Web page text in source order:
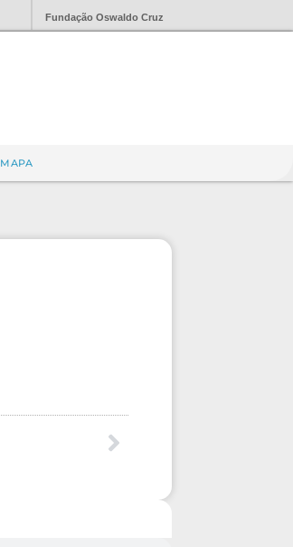
Fundação Oswaldo Cruz
MAPA